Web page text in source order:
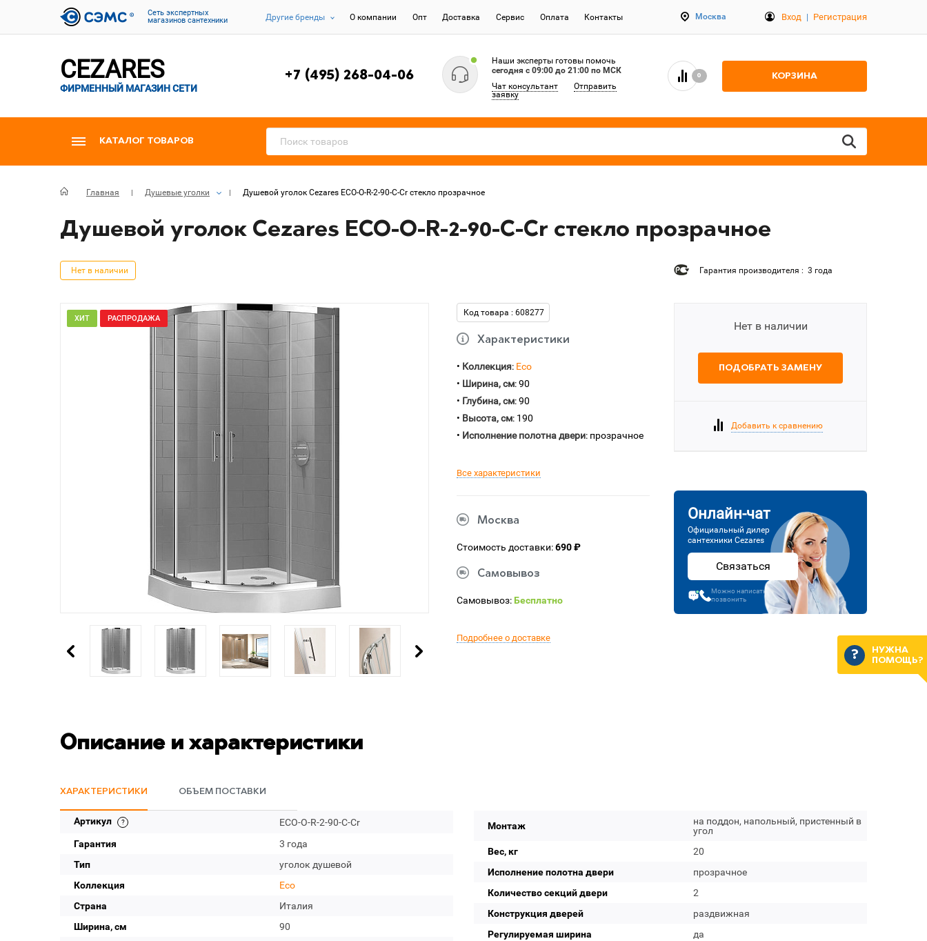
Cеть экспертных
магазинов сантехники
Другие бренды О компании Опт Доставка Сервис Оплата Контакты Москва Вход | Регистрация
CEZARES
ФИРМЕННЫЙ МАГАЗИН СЕТИ
+7 (495) 268-04-06
Наши эксперты готовы помочь
сегодня c 09:00 до 21:00 по МСК
Чат консультант
Отправить
заявку
0 КОРЗИНА
КАТАЛОГ ТОВАРОВ
Главная Душевые уголки Душевой уголок Cezares ECO-O-R-2-90-C-Cr стекло прозрачное
Душевой уголок Cezares ECO-O-R-2-90-C-Cr стекло прозрачное
Нет в наличии Гарантия производителя : 3 года
ХИТ РАСПРОДАЖА
Код товара : 608277
Характеристики
• Коллекция: Eco
• Ширина, см: 90
• Глубина, см: 90
• Высота, см: 190
• Исполнение полотна двери: прозрачное
Все характеристики
Москва
Стоимость доставки:690 ₽
Самовывоз
Самовывоз:Бесплатно
Подробнее о доставке
Нет в наличии
ПОДОБРАТЬ ЗАМЕНУ
Добавить к сравнению
Онлайн-чат
Официальный дилер
сантехники Cezares
Связаться
Можно написать или
позвонить
Описание и характеристики
ХАРАКТЕРИСТИКИ ОБЪЕМ ПОСТАВКИ
Артикул
ECO-O-R-2-90-C-Cr
Гарантия
3 года
Тип
уголок душевой
Коллекция
Eco
Страна
Италия
Ширина, см
90
Монтаж
на поддон, напольный, пристенный в
угол
Вес, кг
20
Исполнение полотна двери
прозрачное
Количество секций двери
2
Конструкция дверей
раздвижная
Регулируемая ширина
да
НУЖНА
ПОМОЩЬ?